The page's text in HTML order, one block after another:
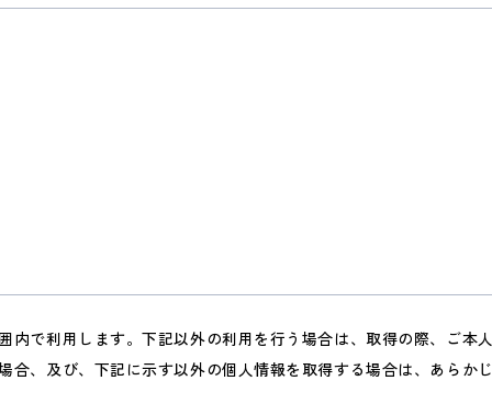
で利用します。下記以外の利用を行う場合は、取得の際、ご本人
、及び、下記に示す以外の個人情報を取得する場合は、あらかじ